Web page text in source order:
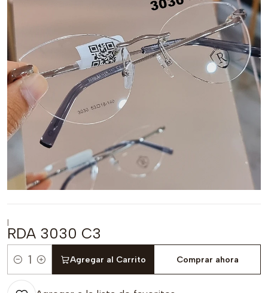
|
RDA 3030 C3
Cantidad
Agregar al Carrito Comprar ahora